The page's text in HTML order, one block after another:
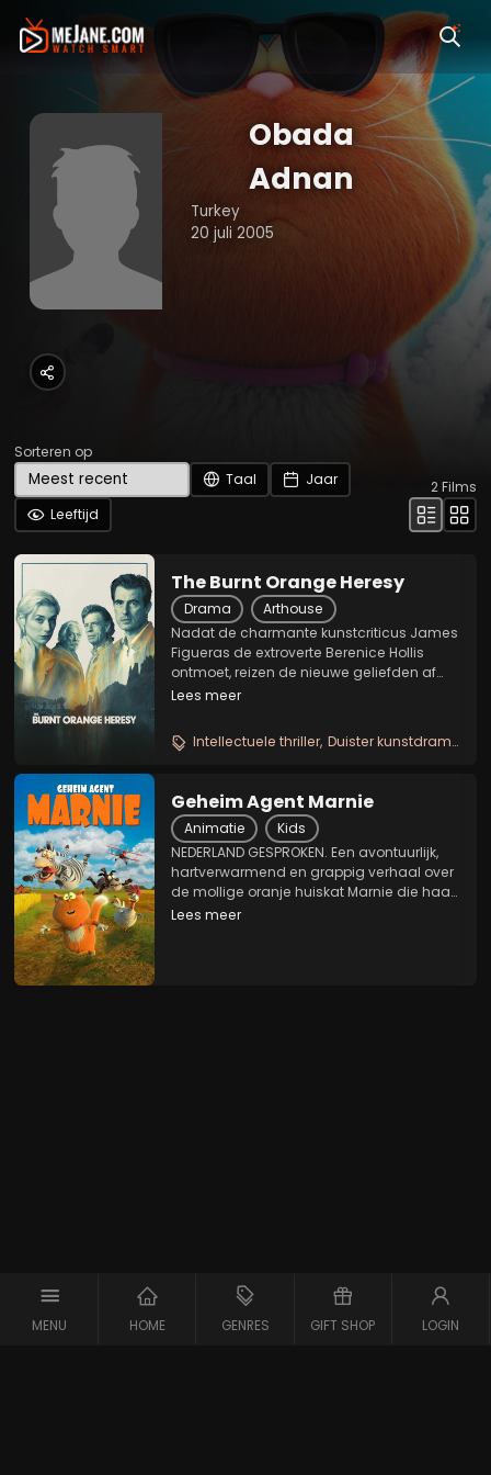
MENU HOME GENRES GIFT SHOP LOGIN
Obada
Adnan
Turkey
20 juli 2005
Sorteren op
Taal
Jaar
Leeftijd
2Films
The Burnt Orange Heresy
Drama
Arthouse
Nadat de charmante kunstcriticus James
Figueras de extroverte Berenice Hollis
ontmoet, reizen de nieuwe geliefden af
naar het landgoed van kunstverzamelaar
Jerome Debney, een van de meest
raadselachtige...
Lees meer
Intellectuele thriller Duister kunstdrama
Geheim Agent Marnie
Animatie
Kids
NEDERLAND GESPROKEN. Een avontuurlijk,
hartverwarmend en grappig verhaal over
de mollige oranje huiskat Marnie die haar
grote droom om geheim agent te worden
Lees meer